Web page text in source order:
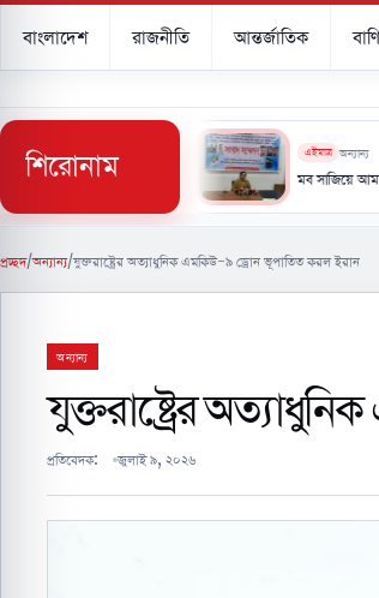
বাংলাদেশ রাজনীতি আন্তর্জাতিক
শিরোনাম
ইয়েমেনে ৫৮ সেনা নিহত
এইমাত্র অন্যান্য
মব সাজিয়ে আমার স্বামীর ওপর
প্রচ্ছদ/অন্যান্য/যুক্তরাষ্ট্রের অত্যাধুনিক এমকিউ-৯ ড্রোন ভূপাতিত করল ইরান
অন্যান্য
যুক্তরাষ্ট্রের
প্রতিবেদক: জুলাই ৯, ২০২৬